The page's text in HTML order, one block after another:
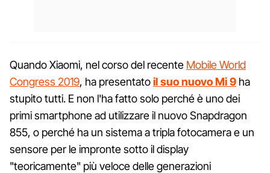
Quando Xiaomi, nel corso del recente Mobile World
Congress 2019, ha presentatoil suo nuovo Mi 9 ha
stupito tutti. E non l'ha fatto solo perché è uno dei
primi smartphone ad utilizzare il nuovo Snapdragon
855, o perché ha un sistema a tripla fotocamera e un
sensore per le impronte sotto il display
"teoricamente" più veloce delle generazioni